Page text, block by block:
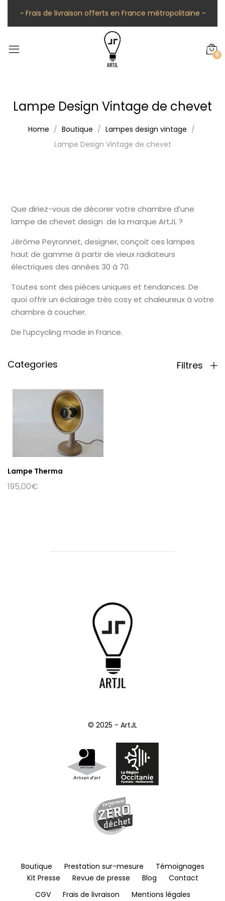
~ Frais de livraison offerts en France métropolitaine ~
0
Lampe Design Vintage de chevet
Home Boutique
Lampes design vintage
Lampe Design Vintage de chevet
Que diriez-vous de décorer votre chambre d’une
lampe de chevet design de la marque ArtJL ?
Jérôme Peyronnet, designer, conçoit ces lampes
haut de gamme à partir de vieux radiateurs
électriques des années 30 à 70.
Toutes sont des pièces uniques et tendances. De
quoi offrir un éclairage très cosy et chaleureux à votre
chambre à coucher.
De l’upcycling made in France.
Categories Filtres
Lampe Therma
195,00€
© 2025 - ArtJL
Boutique Prestation sur-mesure
Témoignages
Kit Presse
Revue de presse Blog
Contact
CGV
Frais de livraison
Mentions légales